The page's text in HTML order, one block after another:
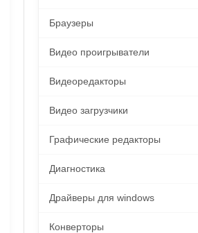
Браузеры
Видео проигрыватели
Видеоредакторы
Видео загрузчики
Графические редакторы
Диагностика
Драйверы для windows
Конверторы